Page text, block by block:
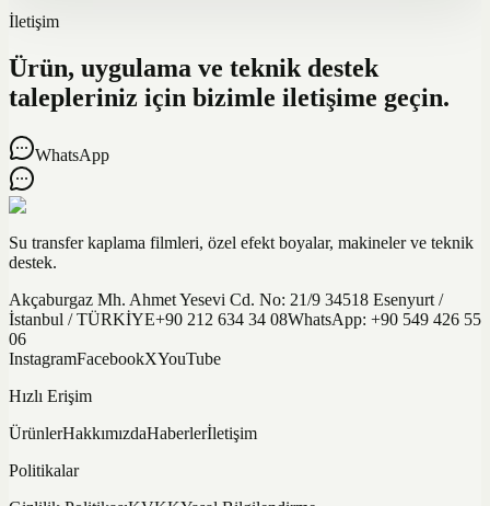
İletişim
Ürün, uygulama ve teknik destek
talepleriniz için bizimle iletişime geçin.
WhatsApp
Su transfer kaplama filmleri, özel efekt boyalar, makineler ve teknik
destek.
Akçaburgaz Mh. Ahmet Yesevi Cd. No: 21/9 34518 Esenyurt /
İstanbul / TÜRKİYE+90 212 634 34 08WhatsApp: +90 549 426 55
06
InstagramFacebookXYouTube
Hızlı Erişim
ÜrünlerHakkımızdaHaberlerİletişim
Politikalar